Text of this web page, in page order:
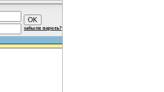
забыли пароль?